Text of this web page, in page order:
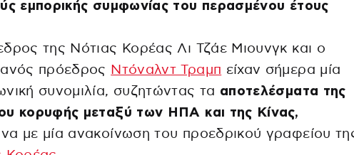
εμπορικής συμφωνίας του περασμένου έτους
της Νότιας Κορέας Λι Τζάε Μιουνγκ και ο
πρόεδρος Ντόναλντ Τραμπ είχαν σήμερα μία
συνομιλία, συζητώντας τα αποτελέσματα της
κορυφής μεταξύ των ΗΠΑ και της Κίνας,
με μία ανακοίνωση του προεδρικού γραφείου